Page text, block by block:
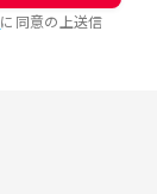
に同意の上送信